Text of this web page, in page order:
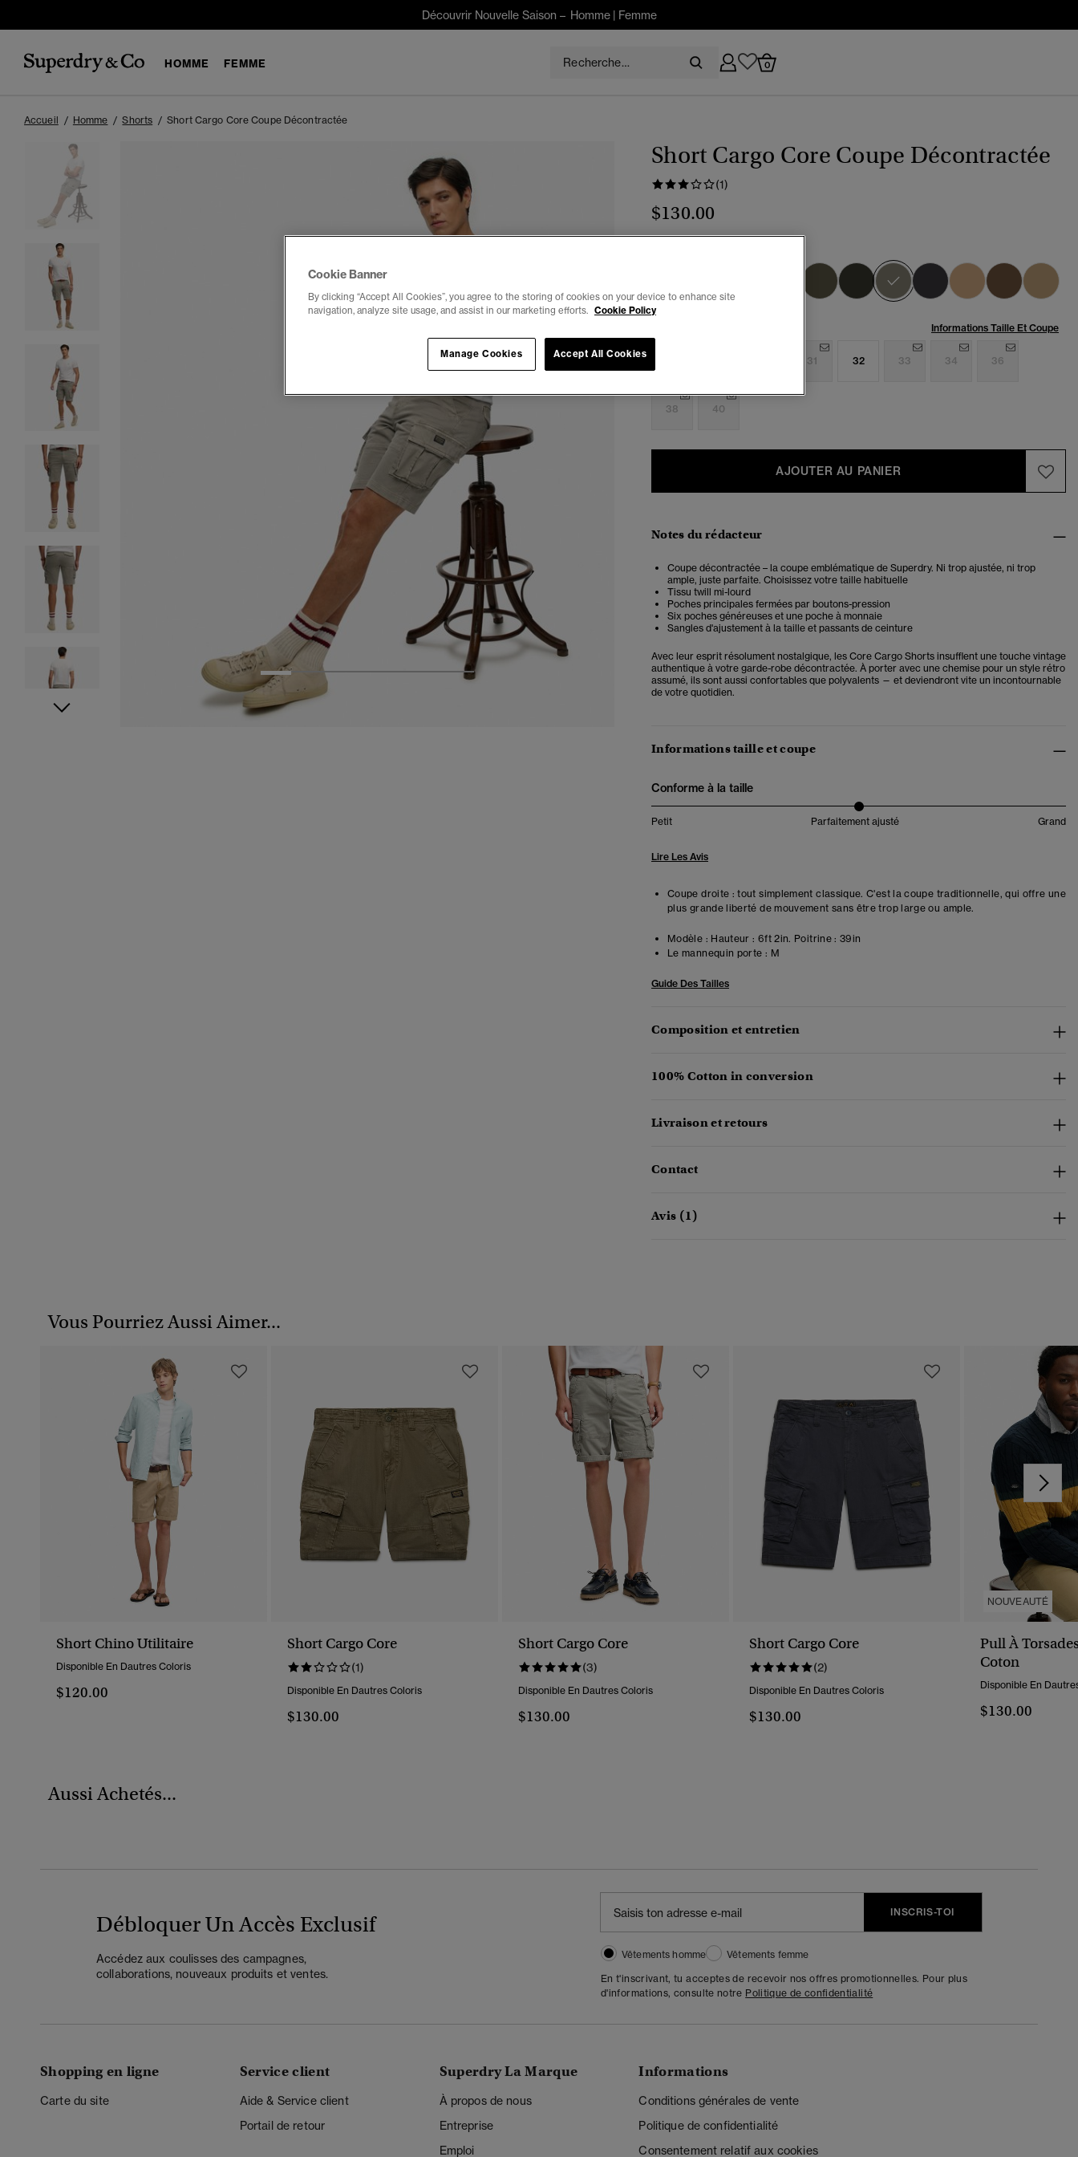
Découvrir Nouvelle Saison – Homme| Femme
HOMME FEMME 0
Accueil Homme Shorts Short Cargo Core Coupe Décontractée
1
Short Cargo Core Coupe Décontractée
(1)
$130.00
sélectionné
Informations Taille Et Coupe
31 32 33 34 36
38 40
AJOUTER AU PANIER
Notes du rédacteur
Coupe décontractée – la coupe emblématique de Superdry. Ni trop ajustée, ni trop
ample, juste parfaite. Choisissez votre taille habituelle
Tissu twill mi-lourd
Poches principales fermées par boutons-pression
Six poches généreuses et une poche à monnaie
Sangles d'ajustement à la taille et passants de ceinture
Avec leur esprit résolument nostalgique, les Core Cargo Shorts insufflent une touche vintage
authentique à votre garde-robe décontractée. À porter avec une chemise pour un style rétro
assumé, ils sont aussi confortables que polyvalents — et deviendront vite un incontournable
de votre quotidien.
Informations taille et coupe
Conforme à la taille
Petit Parfaitement ajusté Grand
Lire Les Avis
Coupe droite : tout simplement classique. C'est la coupe traditionnelle, qui offre une
plus grande liberté de mouvement sans être trop large ou ample.
Modèle : Hauteur : 6ft 2in. Poitrine : 39in
Le mannequin porte : M
Guide Des Tailles
Composition et entretien
100% Cotton in conversion
Livraison et retours
Contact
Avis (1)
Vous Pourriez Aussi Aimer...
Short Chino Utilitaire
Disponible En Dautres Coloris
$120.00
Short Cargo Core
(1)
Disponible En Dautres Coloris
$130.00
Short Cargo Core
(3)
Disponible En Dautres Coloris
$130.00
Short Cargo Core
(2)
Disponible En Dautres Coloris
$130.00
NOUVEAUTÉ
Pull À
Coton
Disponible En
$130.00
Aussi Achetés...
Débloquer Un Accès Exclusif
Accédez aux coulisses des campagnes,
collaborations, nouveaux produits et ventes.
INSCRIS-TOI
Vêtements homme
Vêtements femme
En t'inscrivant, tu acceptes de recevoir nos offres promotionnelles. Pour plus
d'informations, consulte notre Politique de confidentialité
Shopping en ligne
Carte du site
Service client
Aide & Service client
Portail de retour
Superdry La Marque
À propos de nous
Entreprise
Emploi
Informations
Conditions générales de vente
Politique de confidentialité
Consentement relatif aux cookies
Cookie Banner
By clicking “Accept All Cookies”, you agree to the storing of cookies on your device to enhance site
navigation, analyze site usage, and assist in our marketing efforts. Cookie Policy
Accept All Cookies
Manage Cookies